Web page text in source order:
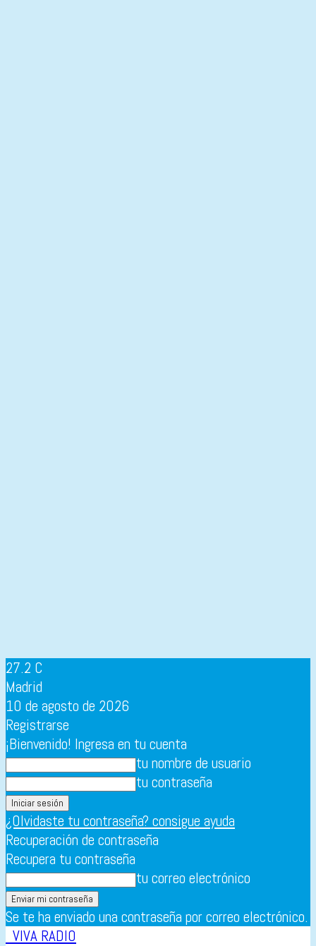
27.2 C
Madrid
10 de agosto de 2026
Registrarse
¡Bienvenido! Ingresa en tu cuenta
tu nombre de usuario
tu contraseña
¿Olvidaste tu contraseña? consigue ayuda
Recuperación de contraseña
Recupera tu contraseña
tu correo electrónico
Se te ha enviado una contraseña por correo electrónico.
VIVA RADIO